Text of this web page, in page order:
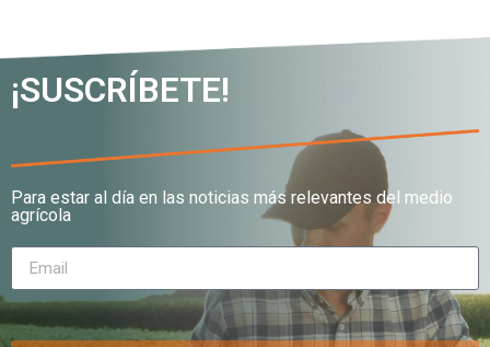
¡SUSCRÍBETE!
Para estar al día en las noticias más relevantes del medio
agrícola